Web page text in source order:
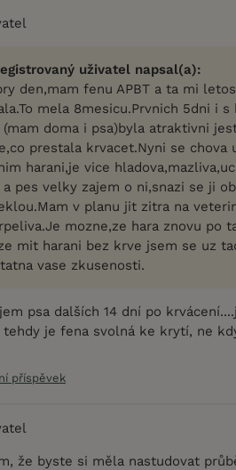
uživatel napsal(a):
den,mam fenu APBT a ta mi
mela 8mesicu.Prvnich 5dni i
(mam doma i psa)byla atraktivni
prestala krvacet.Nyni se chova
harani,je vice
a pes velky zajem o ni,snazi se ji
v planu jit zitra na
mozne,ze hara znovu po
mit harani bez krve jsem se uz
vase zkusenosti.
psa dalších 14 dní po
tehdy je fena svolná ke krytí, ne
příspěvek
že byste si měla nastudovat